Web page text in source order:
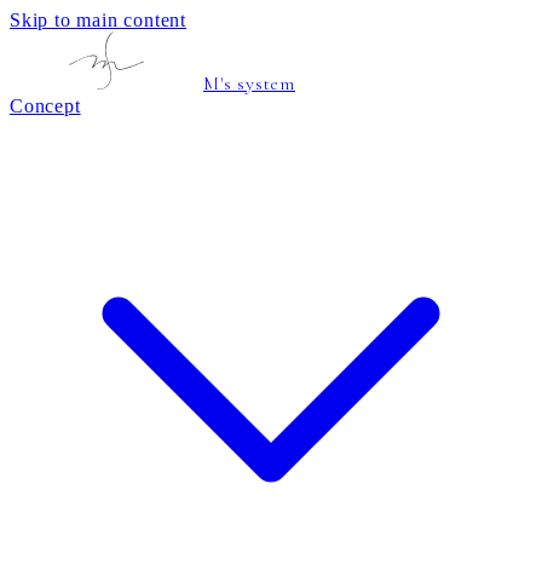
Skip to main content
M's system
Concept